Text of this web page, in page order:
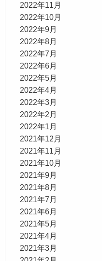
2022年11月
2022年10月
2022年9月
2022年8月
2022年7月
2022年6月
2022年5月
2022年4月
2022年3月
2022年2月
2022年1月
2021年12月
2021年11月
2021年10月
2021年9月
2021年8月
2021年7月
2021年6月
2021年5月
2021年4月
2021年3月